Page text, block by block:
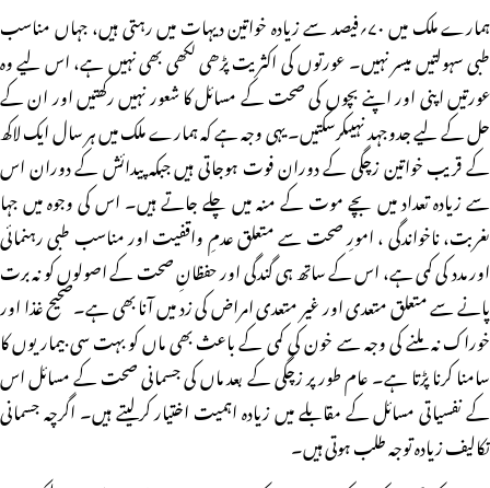
ہمارے ملک میں ۷۰؍فیصد سے زیادہ خواتین دیہات میں رہتی ہیں، جہاں مناسب
طبی سہولتیں میسر نہیں۔ عورتوں کی اکثریت پڑھی لکھی بھی نہیں ہے، اس لیے وہ
عورتیں اپنی اور اپنے بچوں کی صحت کے مسائل کا شعور نہیں رکھتیں اور ان کے
حل کے لیے جدوجہد نہیںکرسکتیں۔ یہی وجہ ہے کہ ہمارے ملک میں ہر سال ایک لاکھ
کے قریب خواتین زچگی کے دوران فوت ہوجاتی ہیں جبکہ پیدائش کے دوران اس
سے زیادہ تعداد میں بچے موت کے منہ میں چلے جاتے ہیں۔ اس کی وجوہ میں جہا
ںغربت، ناخواندگی ، امورِ صحت سے متعلق عدمِ واقفیت اور مناسب طبی رہنمائی
اور مدد کی کمی ہے، اس کے ساتھ ہی گندگی اور حفظانِ صحت کے اصولوں کو نہ برت
پانے سے متعلق متعدی اور غیر متعدی امراض کی زد میں آنا بھی ہے۔صحیح غذا اور
خوراک نہ ملنے کی وجہ سے خون کی کمی کے باعث بھی ماں کو بہت سی بیماریوں کا
سامنا کرنا پڑتا ہے۔ عام طور پر زچگی کے بعد ماں کی جسمانی صحت کے مسائل اس
کے نفسیاتی مسائل کے مقابلے میں زیادہ اہمیت اختیار کرلیتے ہیں۔ اگرچہ جسمانی
تکالیف زیادہ توجہ طلب ہوتی ہیں۔